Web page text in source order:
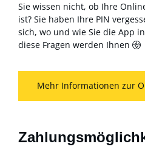
Sie wissen nicht, ob Ihre
ist? Sie haben Ihre PIN
sich, wo und wie Sie die App
diese Fragen werden Ihnen
Mehr Informationen zur